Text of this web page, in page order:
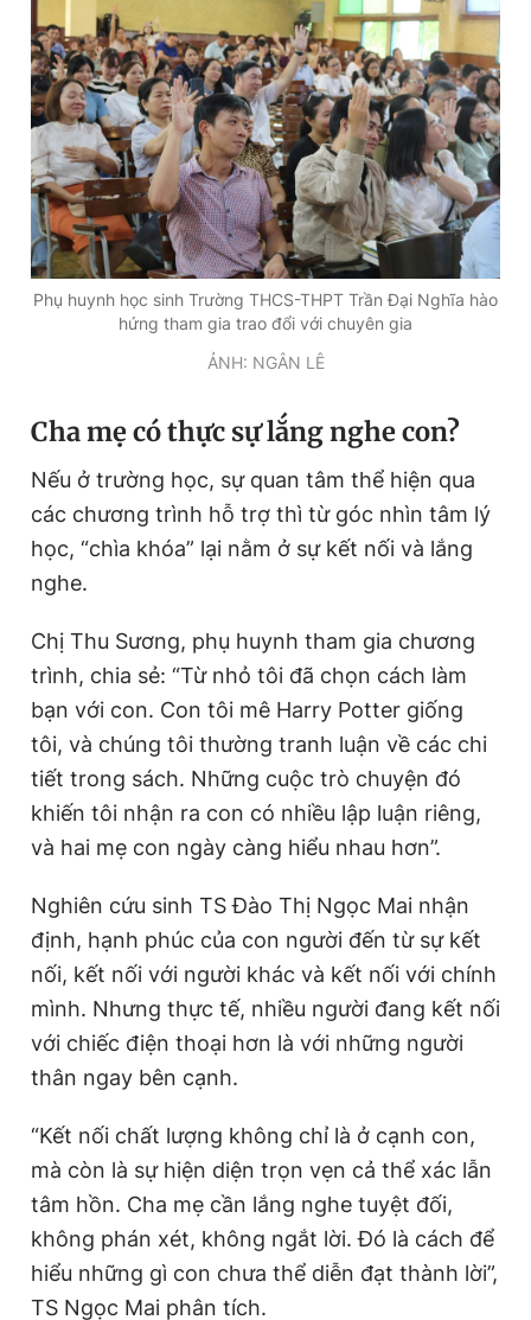
Phụ huynh học sinh Trường THCS-THPT Trần Đại Nghĩa hào
hứng tham gia trao đổi với chuyên gia
ẢNH: NGÂN LÊ
Cha mẹ có thực sự lắng nghe con?
Nếu ở trường học, sự quan tâm thể hiện qua
các chương trình hỗ trợ thì từ góc nhìn tâm lý
học, “chìa khóa” lại nằm ở sự kết nối và lắng
nghe.
Chị Thu Sương, phụ huynh tham gia chương
trình, chia sẻ: “Từ nhỏ tôi đã chọn cách làm
bạn với con. Con tôi mê Harry Potter giống
tôi, và chúng tôi thường tranh luận về các chi
tiết trong sách. Những cuộc trò chuyện đó
khiến tôi nhận ra con có nhiều lập luận riêng,
và hai mẹ con ngày càng hiểu nhau hơn”.
Nghiên cứu sinh TS Đào Thị Ngọc Mai nhận
định, hạnh phúc của con người đến từ sự kết
nối, kết nối với người khác và kết nối với chính
mình. Nhưng thực tế, nhiều người đang kết nối
với chiếc điện thoại hơn là với những người
thân ngay bên cạnh.
“Kết nối chất lượng không chỉ là ở cạnh con,
mà còn là sự hiện diện trọn vẹn cả thể xác lẫn
tâm hồn. Cha mẹ cần lắng nghe tuyệt đối,
không phán xét, không ngắt lời. Đó là cách để
hiểu những gì con chưa thể diễn đạt thành lời”,
TS Ngọc Mai phân tích.